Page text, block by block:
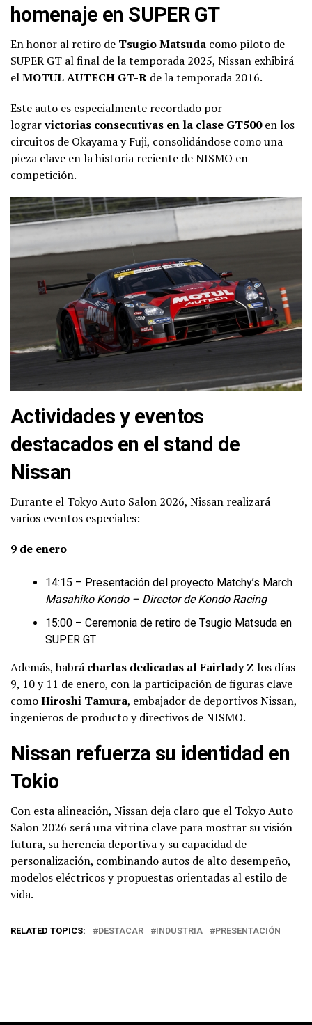
homenaje en SUPER GT
En honor al retiro de Tsugio Matsuda como piloto de
SUPER GT al final de la temporada 2025, Nissan exhibirá
elMOTUL AUTECH GT-R de la temporada 2016.
Este auto es especialmente recordado por
lograrvictorias consecutivas en la clase GT500en los
circuitos de Okayama y Fuji, consolidándose como una
pieza clave en la historia reciente de NISMO en
competición.
Actividades y eventos
destacados en el stand de
Nissan
Durante el Tokyo Auto Salon 2026, Nissan realizará
varios eventos especiales:
9 de enero
14:15 – Presentación del proyecto Matchy’s March
Masahiko Kondo – Director de Kondo Racing
15:00 – Ceremonia de retiro de Tsugio Matsuda en
SUPER GT
Además, habrá charlas dedicadas al Fairlady Z los días
9, 10 y 11 de enero, con la participación de figuras clave
comoHiroshi Tamura, embajador de deportivos Nissan,
ingenieros de producto y directivos de NISMO.
Nissan refuerza su identidad en
Tokio
Con esta alineación, Nissan deja claro que el Tokyo Auto
Salon 2026 será una vitrina clave para mostrar su visión
futura, su herencia deportiva y su capacidad de
personalización, combinando autos de alto desempeño,
modelos eléctricos y propuestas orientadas al estilo de
vida.
RELATED TOPICS: DESTACAR INDUSTRIA PRESENTACIÓN